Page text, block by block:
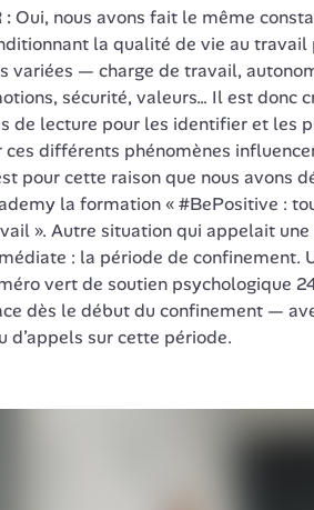
: Oui, nous avons fait le même
la qualité de vie au travail
variées — charge de travail,
sécurité, valeurs… Il est donc
de lecture pour les identifier et les
ces différents phénomènes
pour cette raison que nous avons
la formation « #BePositive :
». Autre situation qui appelait
: la période de confinement.
vert de soutien psychologique
dès le début du confinement —
d’appels sur cette période.